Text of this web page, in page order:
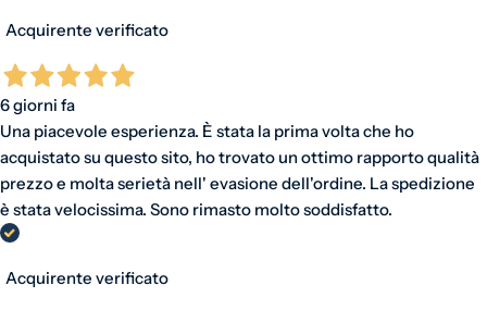
Acquirente verificato
6 giorni fa
Una piacevole esperienza. È stata la prima volta che ho
acquistato su questo sito, ho trovato un ottimo rapporto qualità
prezzo e molta serietà nell' evasione dell'ordine. La spedizione
è stata velocissima. Sono rimasto molto soddisfatto.
Acquirente verificato